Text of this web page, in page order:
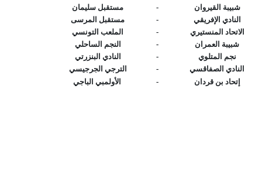
شبيبة القيروان
-
مستقبل سليمان
النادي الإفريقي
-
مستقبل المرسى
الاتحاد المنستيري
-
الملعب التونسي
شبيبة العمران
-
النجم الساحلي
نجم المتلوي
-
النادي البنزرتي
النادي الصفاقسي
-
الترجي الجرجيسي
إتحاد بن قردان
-